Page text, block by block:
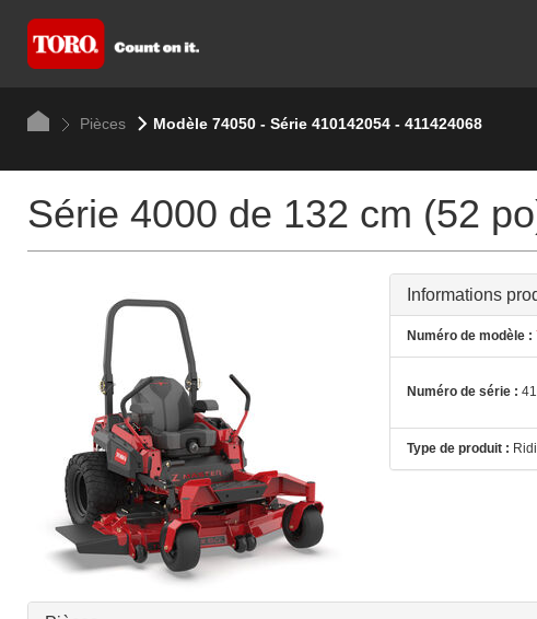
Pièces Modèle 74050 - Série 410142054 - 411424068
Série 4000 de 132 cm (52
Informations
Numéro de modèle :
Numéro de série :
Type de produit :